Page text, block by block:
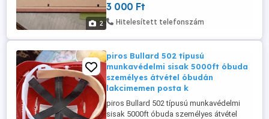
2
3 000 Ft
Hitelesített telefonszám
piros Bullard 502 típusú
munkavédelmi sisak 5000ft óbuda
személyes átvétel óbudán
lakcimemen posta k
piros Bullard 502 típusú munkavédelmi
sisak 5000ft óbuda személyes átvétel